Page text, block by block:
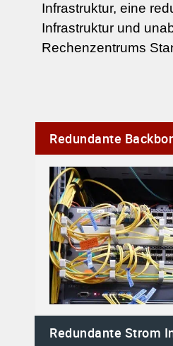
Infrastruktur, eine
Infrastruktur und
Rechenzentrums
Redundante
Redundante Strom